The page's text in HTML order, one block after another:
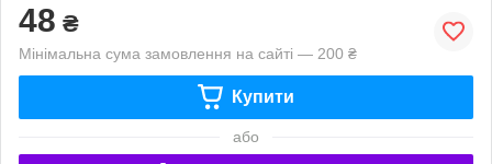
48 ₴
Мінімальна сума замовлення на сайті — 200 ₴
Купити
або